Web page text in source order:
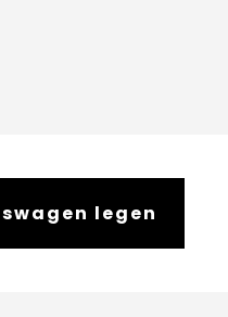
legen